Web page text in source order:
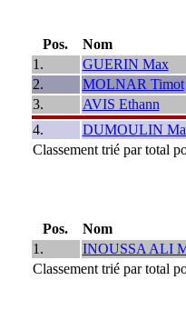
Pos.
Nom
1.
GUERIN Max
2.
MOLNAR Timot
3.
AVIS Ethann
4.
DUMOULIN
Classement trié par total
Pos.
Nom
1.
INOUSSA ALI
Classement trié par total